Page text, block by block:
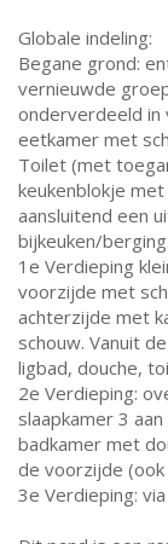
Globale indeling:
Begane grond:
vernieuwde
onderverdeeld in
eetkamer met
Toilet (met
keukenblokje
aansluitend een
bijkeuken/berging.
1e Verdieping
voorzijde met
achterzijde met
schouw. Vanuit
ligbad, douche,
2e Verdieping:
slaapkamer 3
badkamer met
de voorzijde
3e Verdieping: